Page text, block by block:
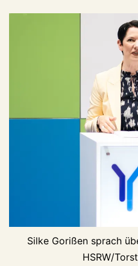
Silke Gorißen sprach
HSRW/